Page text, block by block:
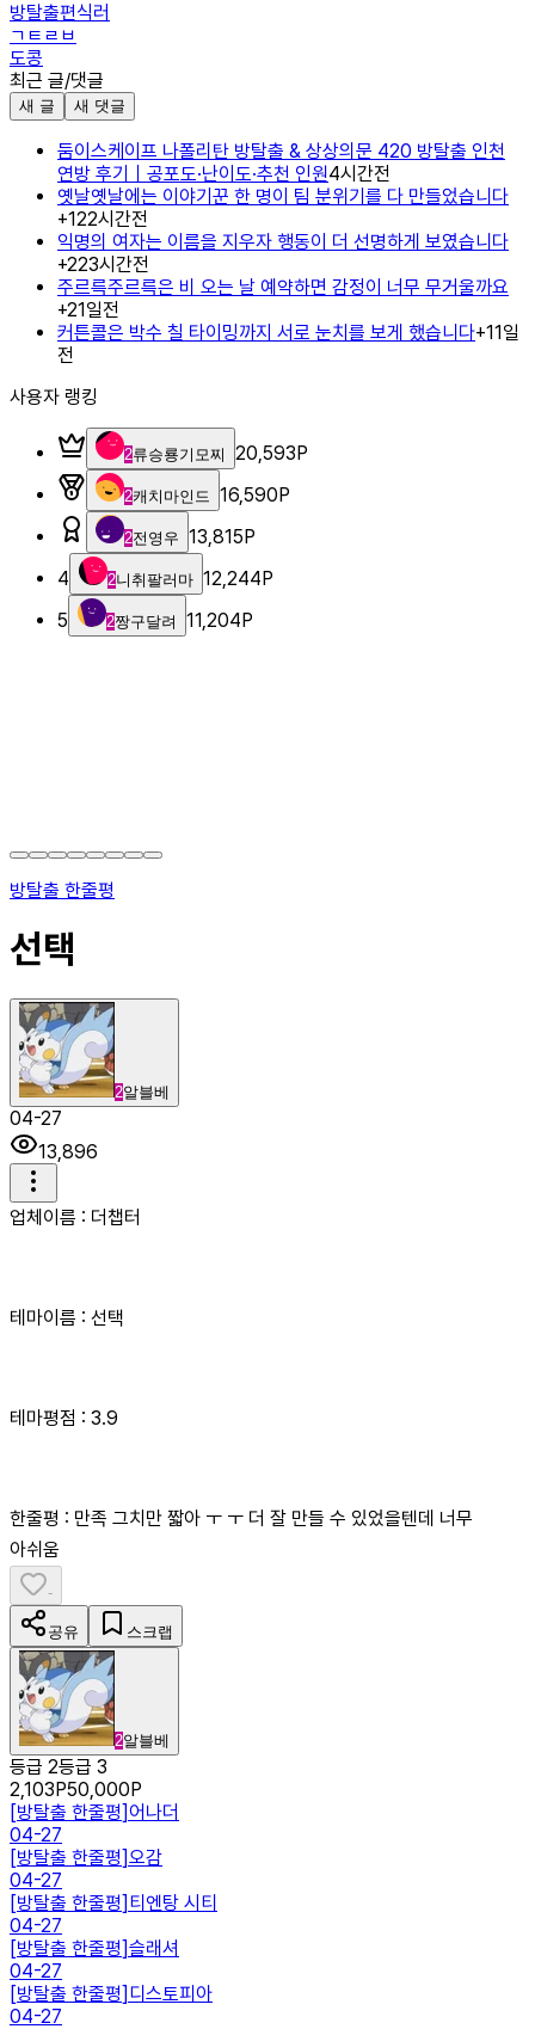
방탈출편식러
ㄱㅌㄹㅂ
도콩
최근 글/댓글
새 글 새 댓글
둠이스케이프 나폴리탄 방탈출 & 상상의문 420 방탈출 인천
연방 후기｜공포도·난이도·추천 인원4시간전
옛날옛날에는 이야기꾼 한 명이 팀 분위기를 다 만들었습니다
+122시간전
익명의 여자는 이름을 지우자 행동이 더 선명하게 보였습니다
+223시간전
주르륵주르륵은 비 오는 날 예약하면 감정이 너무 무거울까요
+21일전
커튼콜은 박수 칠 타이밍까지 서로 눈치를 보게 했습니다+11일
전
사용자 랭킹
2류승룡기모찌 20,593P
2캐치마인드 16,590P
2전영우 13,815P
4
2니취팔러마 12,244P
5
2짱구달려 11,204P
방탈출 한줄평
선택
2알블베
04-27
13,896
업체이름 : 더챕터
테마이름 : 선택
테마평점 : 3.9
한줄평 : 만족 그치만 짧아 ㅜ ㅜ 더 잘 만들 수 있었을텐데 너무
아쉬움
-
공유 스크랩
2알블베
등급 2등급 3
2,103P50,000P
[방탈출 한줄평]어나더
04-27
[방탈출 한줄평]오감
04-27
[방탈출 한줄평] 티엔탕 시티
04-27
[방탈출 한줄평]슬래셔
04-27
[방탈출 한줄평] 디스토피아
04-27